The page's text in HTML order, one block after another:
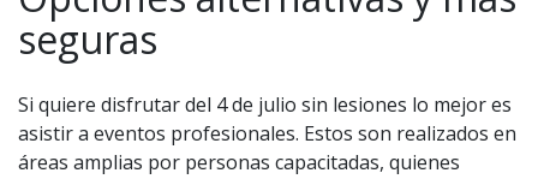
seguras
Si quiere disfrutar del 4 de julio sin lesiones lo mejor es
asistir a eventos profesionales. Estos son realizados en
áreas amplias por personas capacitadas, quienes